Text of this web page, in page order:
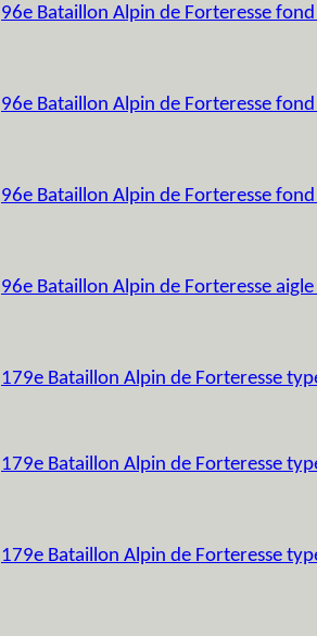
96e Bataillon Alpin de Forteresse
96e Bataillon Alpin de Forteresse
96e Bataillon Alpin de Forteresse
96e Bataillon Alpin de Forteresse
179e Bataillon Alpin de Forteresse
179e Bataillon Alpin de Forteresse
179e Bataillon Alpin de Forteresse